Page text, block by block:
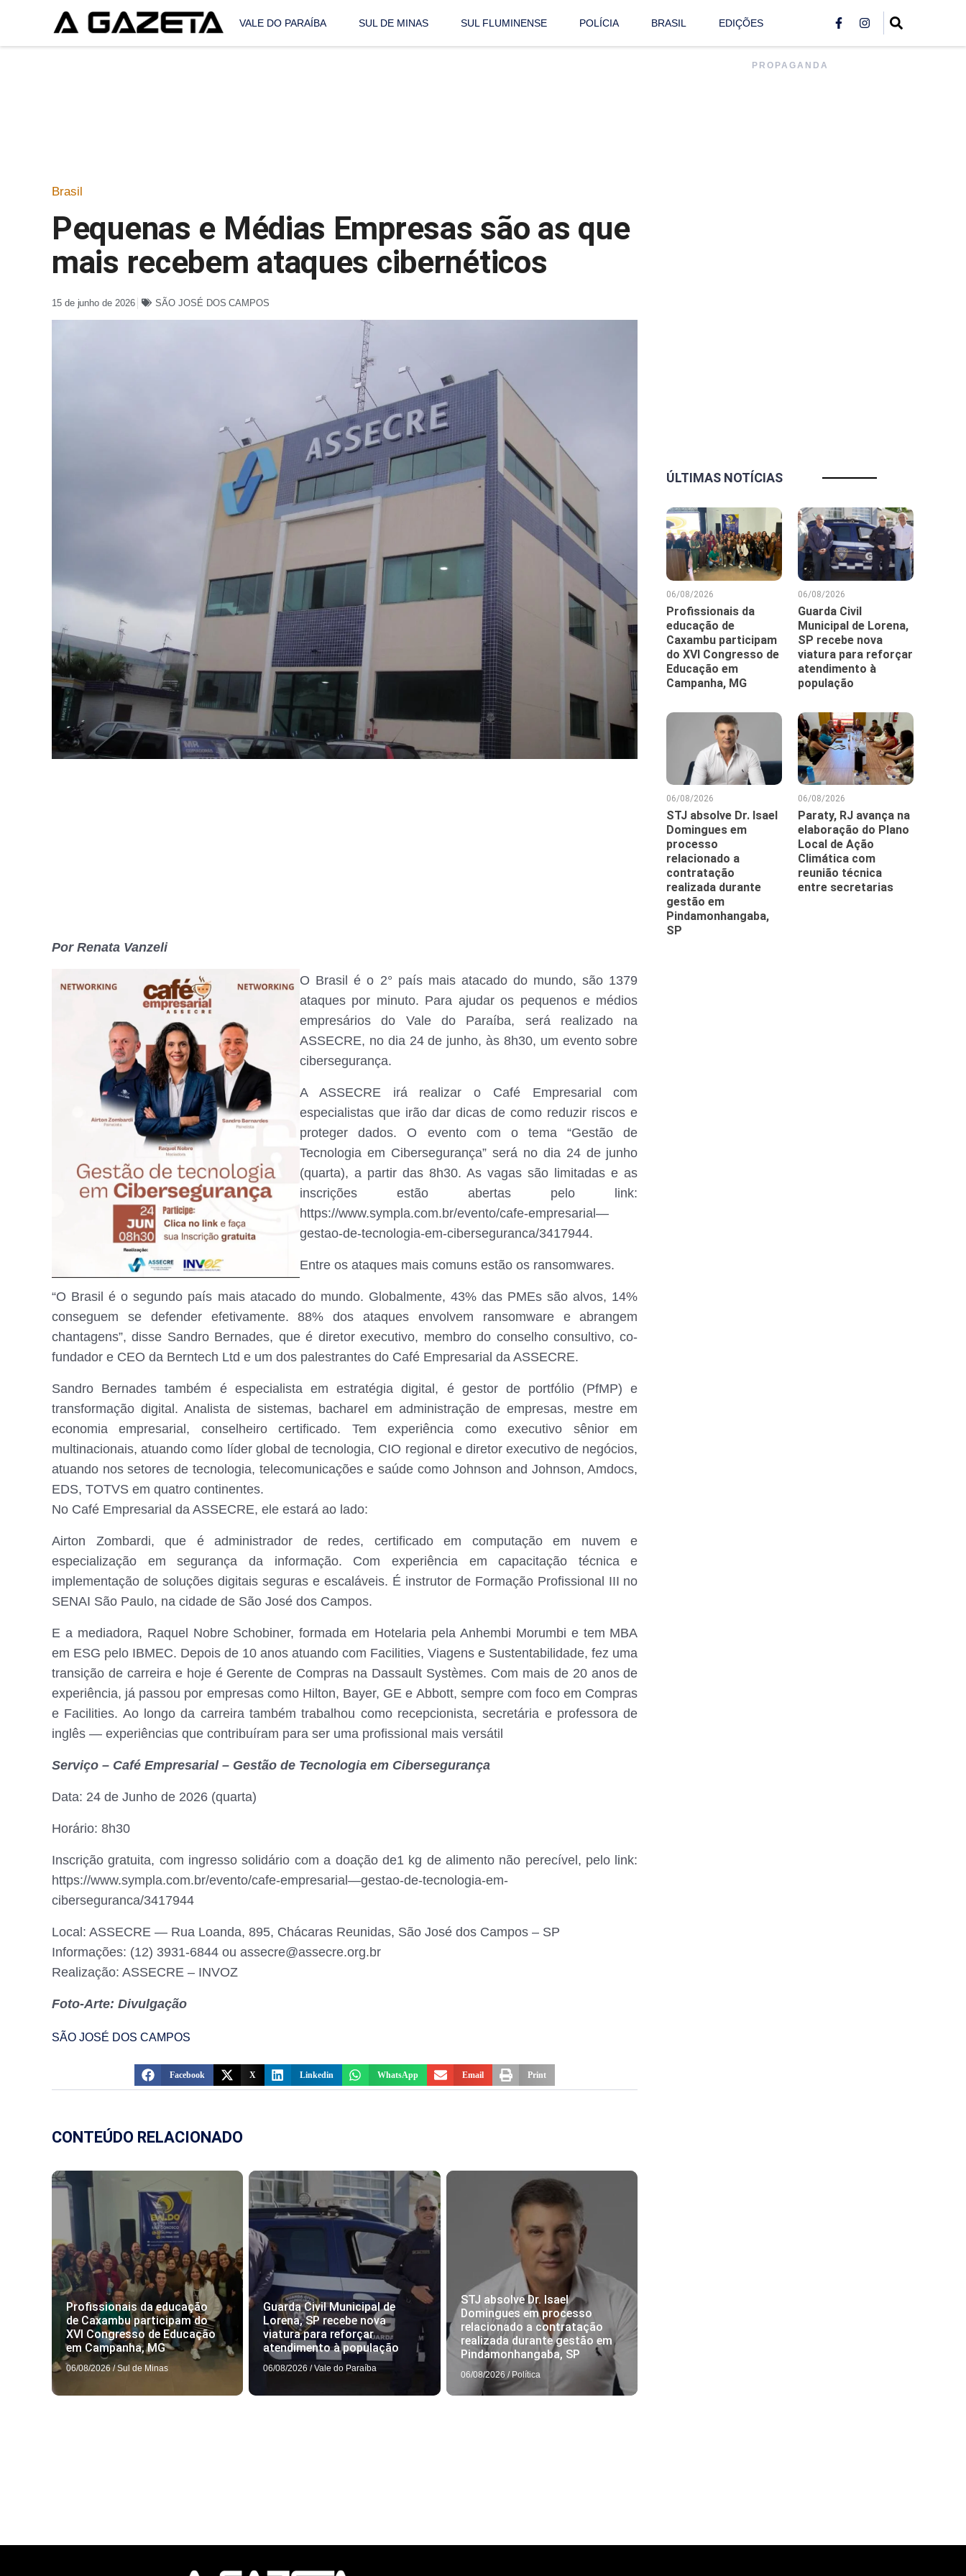
VALE DO PARAÍBA SUL DE MINAS SUL FLUMINENSE POLÍCIA BRASIL EDIÇÕES
Brasil
Pequenas e Médias Empresas são as que
mais recebem ataques cibernéticos
15 de junho de 2026 SÃO JOSÉ DOS CAMPOS
Por Renata Vanzeli
O Brasil é o 2° país mais atacado do mundo, são 1379
ataques por minuto. Para ajudar os pequenos e médios
empresários do Vale do Paraíba, será realizado na
ASSECRE, no dia 24 de junho, às 8h30, um evento sobre
cibersegurança.
A ASSECRE irá realizar o Café Empresarial com
especialistas que irão dar dicas de como reduzir riscos e
proteger dados. O evento com o tema “Gestão de
Tecnologia em Cibersegurança” será no dia 24 de junho
(quarta), a partir das 8h30. As vagas são limitadas e as
inscrições estão abertas pelo link:
https://www.sympla.com.br/evento/cafe-empresarial—
gestao-de-tecnologia-em-ciberseguranca/3417944.
Entre os ataques mais comuns estão os ransomwares.
“O Brasil é o segundo país mais atacado do mundo. Globalmente, 43% das PMEs são alvos, 14%
conseguem se defender efetivamente. 88% dos ataques envolvem ransomware e abrangem
chantagens”, disse Sandro Bernades, que é diretor executivo, membro do conselho consultivo, co-
fundador e CEO da Berntech Ltd e um dos palestrantes do Café Empresarial da ASSECRE.
Sandro Bernades também é especialista em estratégia digital, é gestor de portfólio (PfMP) e
transformação digital. Analista de sistemas, bacharel em administração de empresas, mestre em
economia empresarial, conselheiro certificado. Tem experiência como executivo sênior em
multinacionais, atuando como líder global de tecnologia, CIO regional e diretor executivo de negócios,
atuando nos setores de tecnologia, telecomunicações e saúde como Johnson and Johnson, Amdocs,
EDS, TOTVS em quatro continentes.
No Café Empresarial da ASSECRE, ele estará ao lado:
Airton Zombardi, que é administrador de redes, certificado em computação em nuvem e
especialização em segurança da informação. Com experiência em capacitação técnica e
implementação de soluções digitais seguras e escaláveis. É instrutor de Formação Profissional III no
SENAI São Paulo, na cidade de São José dos Campos.
E a mediadora, Raquel Nobre Schobiner, formada em Hotelaria pela Anhembi Morumbi e tem MBA
em ESG pelo IBMEC. Depois de 10 anos atuando com Facilities, Viagens e Sustentabilidade, fez uma
transição de carreira e hoje é Gerente de Compras na Dassault Systèmes. Com mais de 20 anos de
experiência, já passou por empresas como Hilton, Bayer, GE e Abbott, sempre com foco em Compras
e Facilities. Ao longo da carreira também trabalhou como recepcionista, secretária e professora de
inglês — experiências que contribuíram para ser uma profissional mais versátil
Serviço – Café Empresarial – Gestão de Tecnologia em Cibersegurança
Data: 24 de Junho de 2026 (quarta)
Horário: 8h30
Inscrição gratuita, com ingresso solidário com a doação de1 kg de alimento não perecível, pelo link:
https://www.sympla.com.br/evento/cafe-empresarial—gestao-de-tecnologia-em-
ciberseguranca/3417944
Local: ASSECRE — Rua Loanda, 895, Chácaras Reunidas, São José dos Campos – SP
Informações: (12) 3931-6844 ou assecre@assecre.org.br
Realização: ASSECRE – INVOZ
Foto-Arte: Divulgação
SÃO JOSÉ DOS CAMPOS
Facebook X Linkedin WhatsApp Email Print
CONTEÚDO RELACIONADO
Profissionais da educação
de Caxambu participam do
XVI Congresso de Educação
em Campanha, MG
06/08/2026 / Sul de Minas
Guarda Civil Municipal de
Lorena, SP recebe nova
viatura para reforçar
atendimento à população
06/08/2026 / Vale do Paraíba
STJ absolve Dr. Isael
Domingues em processo
relacionado a contratação
realizada durante gestão em
Pindamonhangaba, SP
06/08/2026 / Política
PROPAGANDA
ÚLTIMAS NOTÍCIAS
06/08/2026
Profissionais da
educação de
Caxambu participam
do XVI Congresso de
Educação em
Campanha, MG
06/08/2026
Guarda Civil
Municipal de Lorena,
SP recebe nova
viatura para reforçar
atendimento à
população
06/08/2026
STJ absolve Dr. Isael
Domingues em
processo
relacionado a
contratação
realizada durante
gestão em
Pindamonhangaba,
SP
06/08/2026
Paraty, RJ avança na
elaboração do Plano
Local de Ação
Climática com
reunião técnica
entre secretarias